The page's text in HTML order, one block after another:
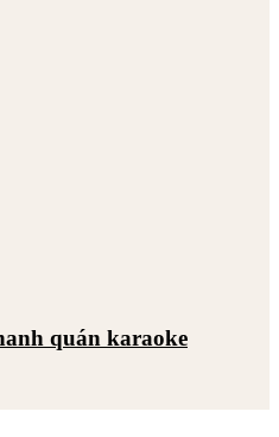
quán karaoke